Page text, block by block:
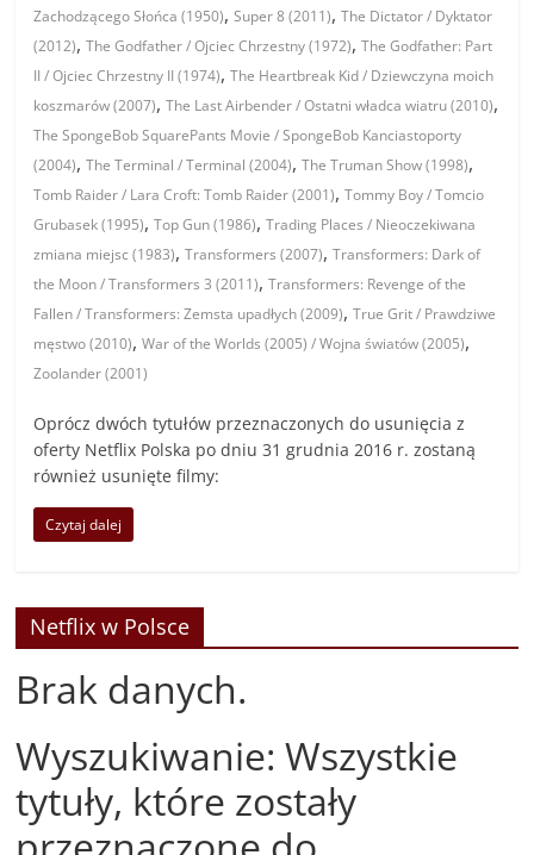
Zachodzącego Słońca (1950),Super 8 (2011),The Dictator / Dyktator
(2012),The Godfather / Ojciec Chrzestny (1972),The Godfather: Part
II / Ojciec Chrzestny II (1974),The Heartbreak Kid / Dziewczyna moich
koszmarów (2007),The Last Airbender / Ostatni władca wiatru (2010),
The SpongeBob SquarePants Movie / SpongeBob Kanciastoporty
(2004),The Terminal / Terminal (2004),The Truman Show (1998),
Tomb Raider / Lara Croft: Tomb Raider (2001),Tommy Boy / Tomcio
Grubasek (1995),Top Gun (1986),Trading Places / Nieoczekiwana
zmiana miejsc (1983),Transformers (2007),Transformers: Dark of
the Moon / Transformers 3 (2011),Transformers: Revenge of the
Fallen / Transformers: Zemsta upadłych (2009),True Grit / Prawdziwe
męstwo (2010),War of the Worlds (2005) / Wojna światów (2005),
Zoolander (2001)
Oprócz dwóch tytułów przeznaczonych do usunięcia z
oferty Netflix Polska po dniu 31 grudnia 2016 r. zostaną
również usunięte filmy:
Czytaj dalej
Netflix w Polsce
Brak danych.
Wyszukiwanie: Wszystkie
tytuły, które zostały